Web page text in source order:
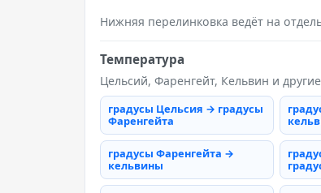
Нижняя перелинковка ведёт на
Температура
Цельсий, Фаренгейт, Кельвин и
градусы Цельсия → градусы
Фаренгейта
градусы Фаренгейта →
кельвины